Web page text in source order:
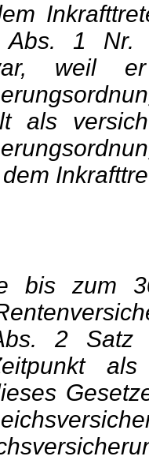
1 Nr.
war,
als
bis zum
2 Satz 2